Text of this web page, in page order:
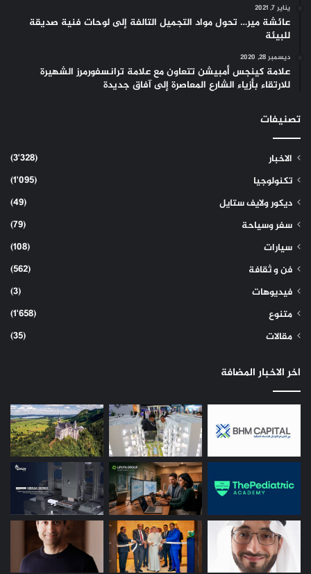
يناير 7, 2021
عائشة مير… تحول مواد التجميل التالفة إلى لوحات فنية صديقة
للبيئة
ديسمبر 28, 2020
علامة كينجس أمبيشن تتعاون مع علامة ترانسفورمرز الشهيرة
للارتقاء بأزياء الشارع المعاصرة إلى آفاق جديدة
تصنيفات
الاخبار
(3٬328)
تكنولوجيا
(1٬095)
ديكور ولايف ستايل
(49)
سفر وسياحة
(79)
سيارات
(108)
فن و ثقافة
(562)
فيديوهات
(3)
متنوع
(1٬658)
مقالات
(35)
اخر الاخبار المضافة